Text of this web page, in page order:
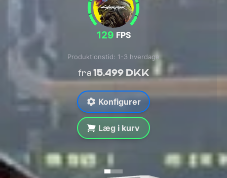
129 FPS
fra 15.499 DKK
Produktionstid: 1-3 hverdage
Konfigurer
Læg i kurv